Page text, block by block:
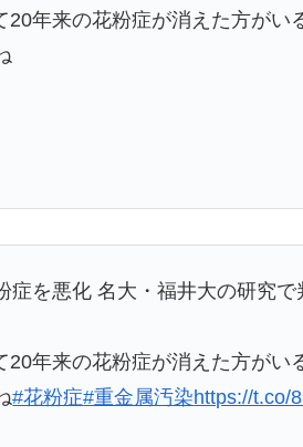
年来の花粉症が消えた方がい
症を悪化 名大・福井大の研究で
年来の花粉症が消えた方がい
#花粉症#重金属汚染https://t.co/